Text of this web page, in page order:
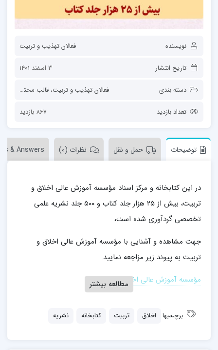
نویسنده فعالان تهذیب و تربیت
تاریخ انتشار 3 اسفند 1401
دسته بندی فعالان تهذیب و تربیت، قالب محتوا
تعداد بازدید 867 بازدید
توضیحات حمل و نقل نظرات (0) & Answers
در این کتابخانه و مرکز اسناد مؤسسه آموزش عالی اخلاق و
تربیت، بیش از ۲۵ هزار جلد کتاب و ۵۰۰ جلد نشریه علمی
تخصصی گردآوری شده است،
جهت مشاهده و آشنایی با مؤسسه آموزش عالی اخلاق و
تربیت به پیوند زیر مزاجعه نمایید.
مؤسسه آموزش عالی اخلاق و تربیت
مطالعه بیشتر
برچسبها اخلاق تربیت کتابخانه نشریه